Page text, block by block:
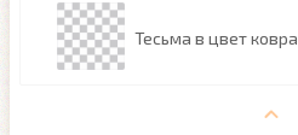
Тесьма в цвет ковра